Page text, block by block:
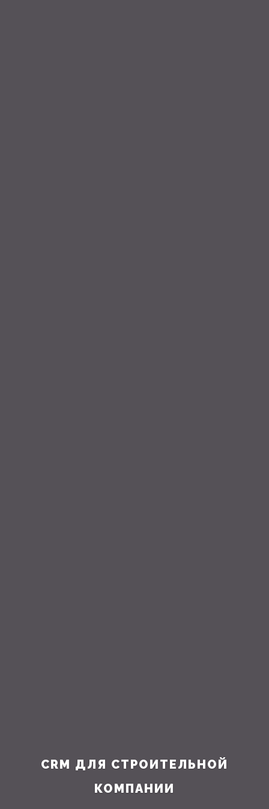
CRM ДЛЯ СТРОИТЕЛЬНОЙ
КОМПАНИИ